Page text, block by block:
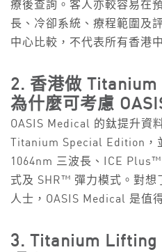
療後查詢。客人亦較容易在
長、冷卻系統、療程範圍及
中心比較，不代表所有香港
2. 香港做 Titanium
為什麼可考慮
OASIS Medical 的鈦提升資
Titanium Special Edition，
1064nm 三波長、ICE
式及 SHR™ 彈力模式。對想
人士，OASIS Medical 是值
3. Titanium Lifting